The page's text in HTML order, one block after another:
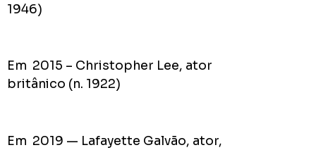
1946)
Em 2015 – Christopher Lee, ator
britânico (n. 1922)
Em 2019 — Lafayette Galvão, ator,